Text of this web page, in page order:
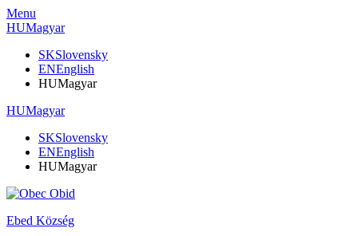
Menu
HUMagyar
SKSlovensky
ENEnglish
HUMagyar
HUMagyar
SKSlovensky
ENEnglish
HUMagyar
Ebed Község